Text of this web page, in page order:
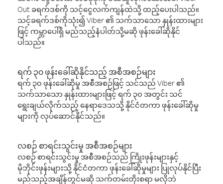
Out ခရက်ဒစ်ကို သင့်ငွေလက်ကျန်ထဲသို့ ထည့်ပေးပါသည်။
သင့်ခရက်ဒစ်ကိုသုံး၍ Viber ၏ သက်သာသော နှုန်းထားများ
ဖြင့် ကမ္ဘာပေါ်ရှိ မည်သည့်နံပါတ်သို့မဆို ဖုန်းခေါ်ဆိုနိုင်
ပါသည်။
ရက် ၃၀ ဖုန်းခေါ်ဆိုနိုင်သည့် အစီအစဉ်များ
ရက် ၃၀ ဖုန်းခေါ်ဆိုမှု အစီအစဉ်ဖြင့် သင်သည် Viber ၏
သက်သာသော နှုန်းထားများဖြင့် ရက် ၃၀ အတွင်း သင်
ရွေးချယ်လိုက်သည့် နေရာဒေသသို့ နိုင်ငံတကာ ဖုန်းခေါ်ဆိုမှု
များကို လုပ်ဆောင်နိုင်သည်။
လစဉ် စာရင်းသွင်းမှု အစီအစဉ်များ
လစဉ် စာရင်းသွင်းမှု အစီအစဉ်သည် ကြိုးဖုန်းများနှင့်
မိုဘိုင်းဖုန်းများသို့ နိုင်ငံတကာ ဖုန်းခေါ်ဆိုမှုများ ပြုလုပ်နိုင်ပြီး
မည်သည့်အချိန်တွင်မဆို သက်တမ်းတိုးစရာ မလိုဘဲ